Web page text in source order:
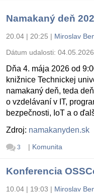
Namakaný deň
20.04 | 20:25 | Miroslav
Dátum udalosti: 04.05.2026
Dňa 4. mája 2026 od
knižnice Technickej
namakaný deň, teda
o vzdelávaní v IT,
bezpečnosti, IoT a o
Zdroj: namakanyden.sk
3 | Komunita
Konferencia
10.04 | 19:03 | Miroslav